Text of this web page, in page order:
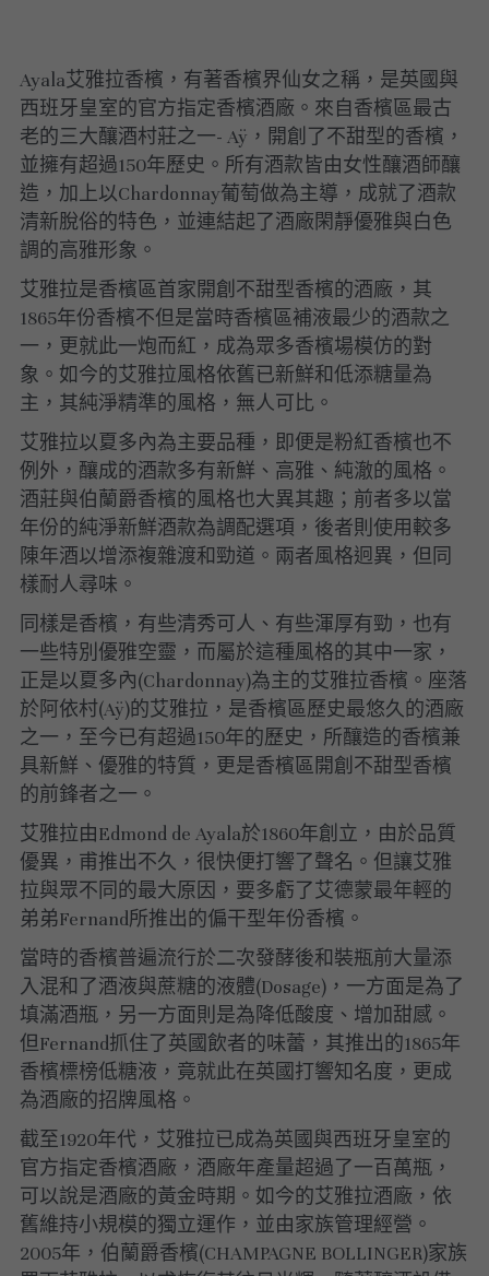
Ayala艾雅拉香檳，有著香檳界仙女之稱，是英國與
西班牙皇室的官方指定香檳酒廠。來自香檳區最古
老的三大釀酒村莊之一- Aÿ，開創了不甜型的香檳，
並擁有超過150年歷史。所有酒款皆由女性釀酒師釀
造，加上以Chardonnay葡萄做為主導，成就了酒款
清新脫俗的特色，並連結起了酒廠閑靜優雅與白色
調的高雅形象。
艾雅拉是香檳區首家開創不甜型香檳的酒廠，其
1865年份香檳不但是當時香檳區補液最少的酒款之
一，更就此一炮而紅，成為眾多香檳場模仿的對
象。如今的艾雅拉風格依舊已新鮮和低添糖量為
主，其純淨精準的風格，無人可比。
艾雅拉以夏多內為主要品種，即便是粉紅香檳也不
例外，釀成的酒款多有新鮮、高雅、純澈的風格。
酒莊與伯蘭爵香檳的風格也大異其趣；前者多以當
年份的純淨新鮮酒款為調配選項，後者則使用較多
陳年酒以增添複雜渡和勁道。兩者風格迥異，但同
樣耐人尋味。
同樣是香檳，有些清秀可人、有些渾厚有勁，也有
一些特別優雅空靈，而屬於這種風格的其中一家，
正是以夏多內(Chardonnay)為主的艾雅拉香檳。座落
於阿依村(Aÿ)的艾雅拉，是香檳區歷史最悠久的酒廠
之一，至今已有超過150年的歷史，所釀造的香檳兼
具新鮮、優雅的特質，更是香檳區開創不甜型香檳
的前鋒者之一。
艾雅拉由Edmond de Ayala於1860年創立，由於品質
優異，甫推出不久，很快便打響了聲名。但讓艾雅
拉與眾不同的最大原因，要多虧了艾德蒙最年輕的
弟弟Fernand所推出的偏干型年份香檳。
當時的香檳普遍流行於二次發酵後和裝瓶前大量添
入混和了酒液與蔗糖的液體(Dosage)，一方面是為了
填滿酒瓶，另一方面則是為降低酸度、增加甜感。
但Fernand抓住了英國飲者的味蕾，其推出的1865年
香檳標榜低糖液，竟就此在英國打響知名度，更成
為酒廠的招牌風格。
截至1920年代，艾雅拉已成為英國與西班牙皇室的
官方指定香檳酒廠，酒廠年產量超過了一百萬瓶，
可以說是酒廠的黃金時期。如今的艾雅拉酒廠，依
舊維持小規模的獨立運作，並由家族管理經營。
2005年，伯蘭爵香檳(CHAMPAGNE BOLLINGER)家族